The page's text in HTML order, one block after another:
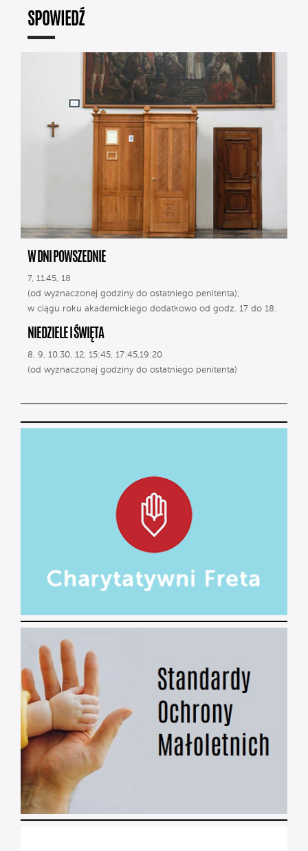
SPOWIEDŹ
W DNI POWSZEDNIE
7, 11.45, 18
(od wyznaczonej godziny do ostatniego penitenta);
w ciągu roku akademickiego dodatkowo od godz. 17 do 18.
NIEDZIELE I ŚWIĘTA
8, 9, 10.30, 12, 15:45, 17:45,19:20
(od wyznaczonej godziny do ostatniego penitenta)